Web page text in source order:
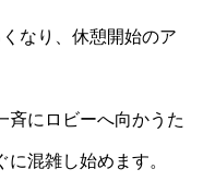
なり、休憩開始のア
斉にロビーへ向かうた
混雑し始めます。